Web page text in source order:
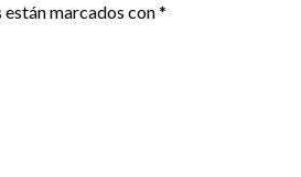
marcados con*